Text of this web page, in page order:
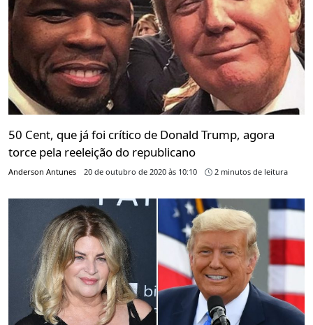
50 Cent, que já foi crítico de Donald Trump, agora
torce pela reeleição do republicano
Anderson Antunes 20 de outubro de 2020 às 10:10 2 minutos de leitura